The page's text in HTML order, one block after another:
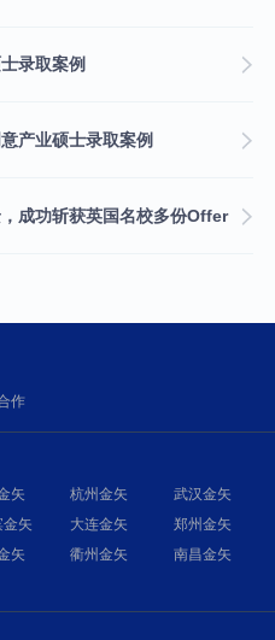
录取案例
产业硕士录取案例
成功斩获英国名校多份Offer
作
矢 杭州金矢
武汉金矢
金矢 大连金矢
郑州金矢
矢 衢州金矢
南昌金矢